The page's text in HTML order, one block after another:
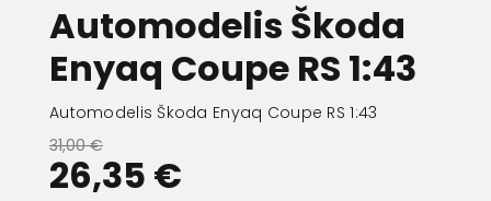
Automodelis Škoda
Enyaq Coupe RS 1:43
Automodelis Škoda Enyaq Coupe RS 1:43
26,35 €
31,00 €